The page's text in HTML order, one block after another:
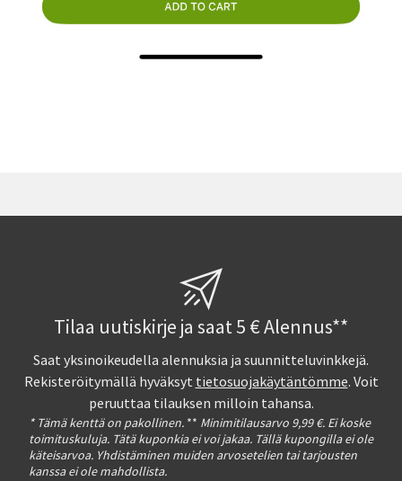
Tilaa uutiskirje ja saat 5 € Alennus**
Saat yksinoikeudella alennuksia ja suunnitteluvinkkejä.
Rekisteröitymällä hyväksyt tietosuojakäytäntömme. Voit
peruuttaa tilauksen milloin tahansa.
* Tämä kenttä on pakollinen. ** Minimitilausarvo 9,99 €. Ei koske
toimituskuluja. Tätä kuponkia ei voi jakaa. Tällä kupongilla ei ole
käteisarvoa. Yhdistäminen muiden arvosetelien tai tarjousten
kanssa ei ole mahdollista.